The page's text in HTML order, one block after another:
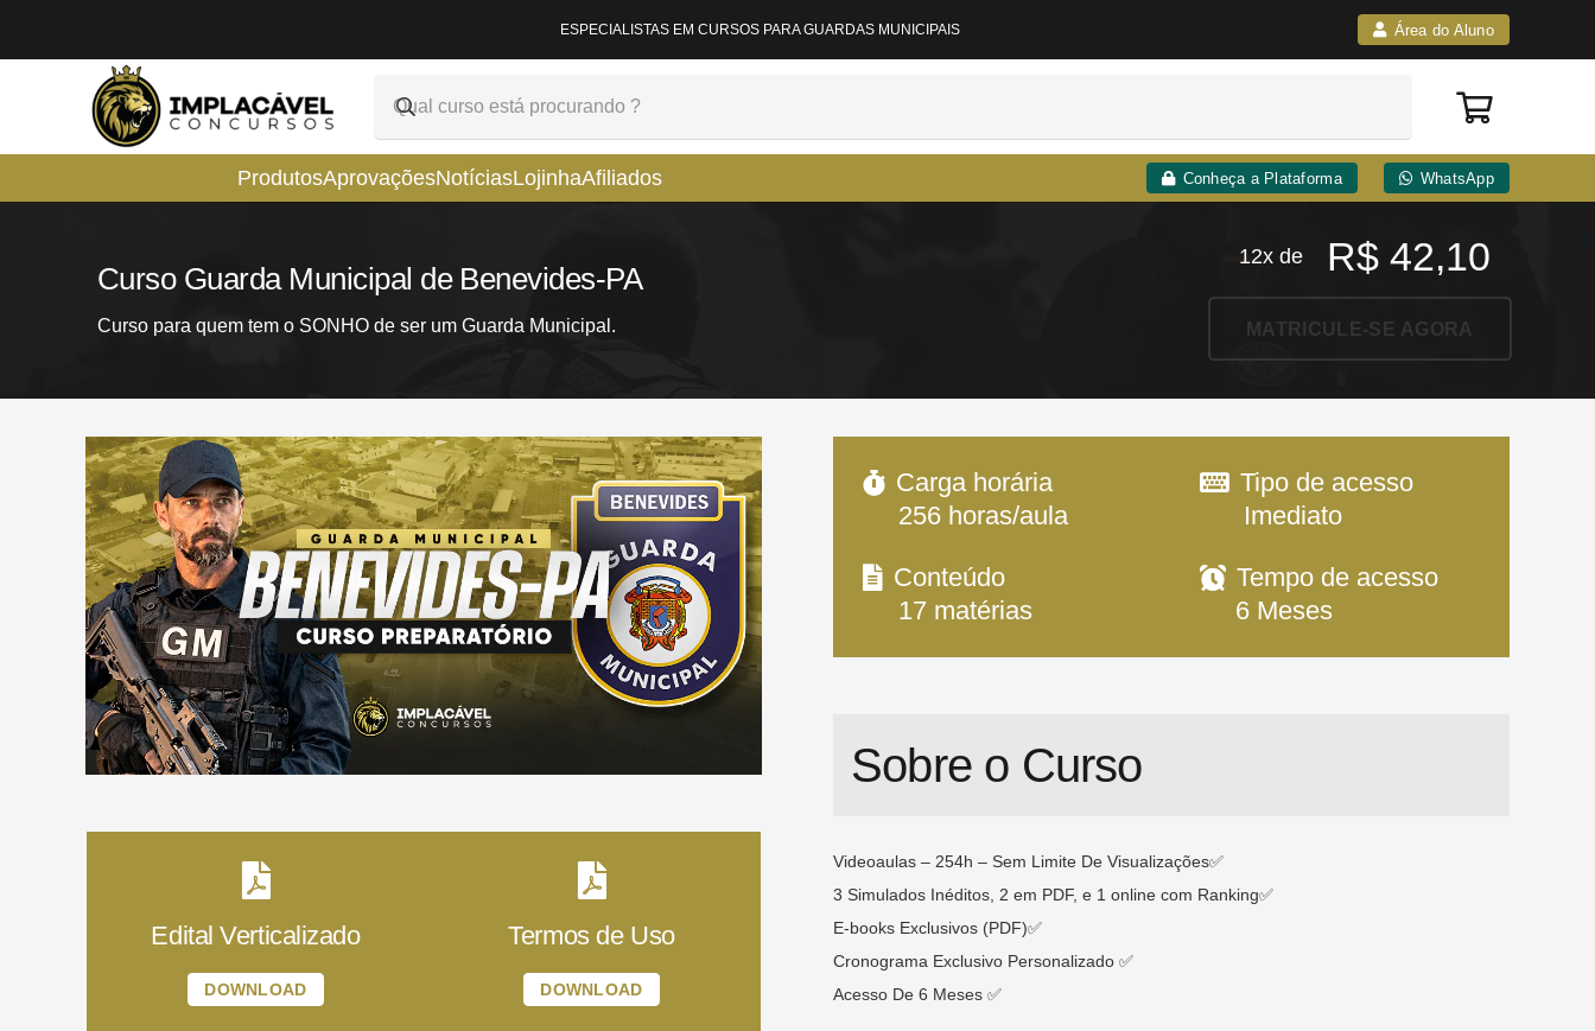
ESPECIALISTAS EM CURSOS PARA GUARDAS MUNICIPAIS Área do Aluno
ProdutosAprovaçõesNotíciasLojinhaAfiliados Conheça a Plataforma WhatsApp
Curso Guarda Municipal de Benevides-PA
Curso para quem tem o SONHO de ser um Guarda Municipal.
12x de R$ 42,10
MATRICULE-SE AGORA
Edital Verticalizado
DOWNLOAD
Termos de Uso
DOWNLOAD
Carga horária
256 horas/aula
Conteúdo
17 matérias
Tipo de acesso
Imediato
Tempo de acesso
6 Meses
Sobre o Curso
Videoaulas – 254h – Sem Limite De Visualizações✅
3 Simulados Inéditos, 2 em PDF, e 1 online com Ranking✅
E-books Exclusivos (PDF)✅
Cronograma Exclusivo Personalizado ✅
Acesso De 6 Meses ✅